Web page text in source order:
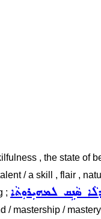
, the state of
/ a skill , flair ,
; ܣܵܢܹܩ ܠܡܗܝܼܪܘܼܬܵܐ
/ mastership /